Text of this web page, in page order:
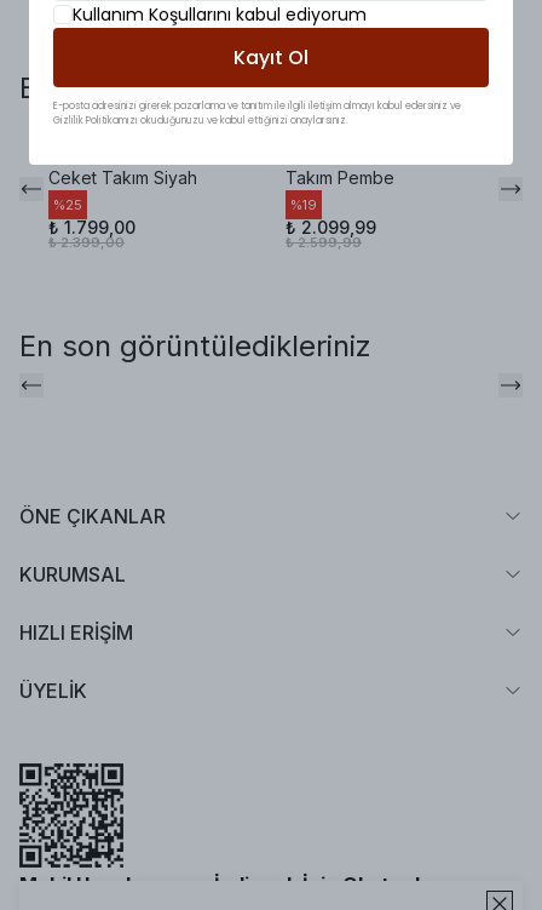
Bunlara da baktınız mı?
Ceket Takım Siyah
%25
₺ 1.799,00
₺ 2.399,00
Takım Pembe
%19
₺ 2.099,99
₺ 2.599,99
En son görüntüledikleriniz
ÖNE ÇIKANLAR
KURUMSAL
HIZLI ERİŞİM
ÜYELİK
Mobil Uygulamamızı İndirmek İçin Okutun!
Kullanım Koşullarını kabul ediyorum
Kayıt Ol
E-posta adresinizi girerek pazarlama ve tanıtım ile ilgili iletişim almayı kabul edersiniz ve
Gizlilik Politikamızı okuduğunuzu ve kabul ettiğinizi onaylarsınız.